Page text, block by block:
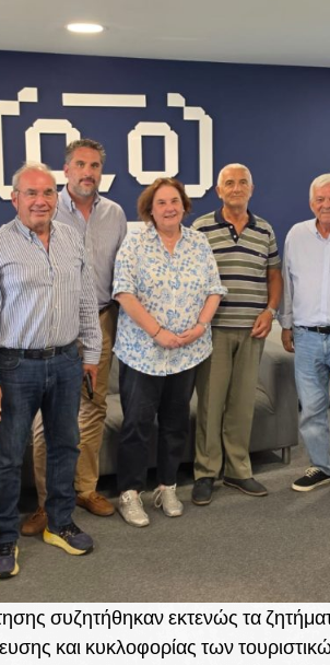
συζητήθηκαν εκτενώς τα
και κυκλοφορίας των